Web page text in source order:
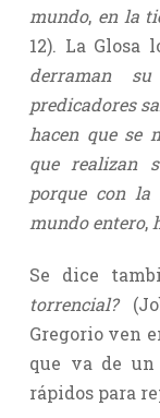
mundo,en la
12). La Glosa
derraman
predicadores
hacen que se
que realizan
porque con
mundo entero,
Se dice
torrencial?
Gregorio ven
que va de un
rápidos para